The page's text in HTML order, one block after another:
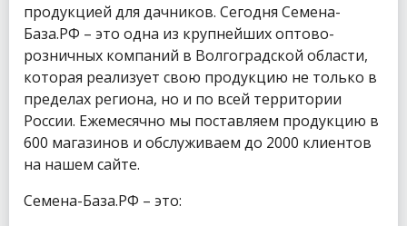
продукцией для дачников. Сегодня Семена-
База.РФ – это одна из крупнейших оптово-
розничных компаний в Волгоградской области,
которая реализует свою продукцию не только в
пределах региона, но и по всей территории
России. Ежемесячно мы поставляем продукцию в
600 магазинов и обслуживаем до 2000 клиентов
на нашем сайте.
Семена-База.РФ – это: